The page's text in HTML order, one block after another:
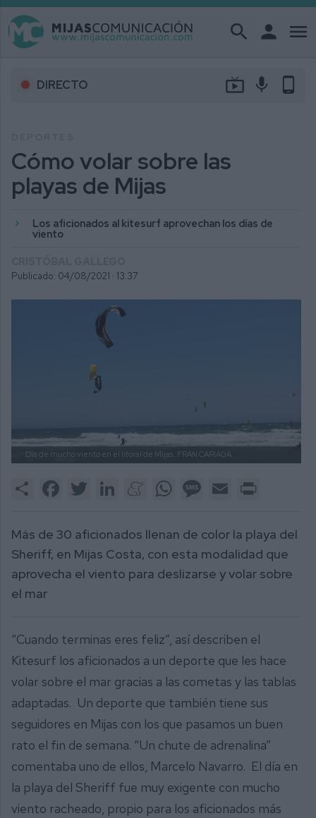
search person menu
DIRECTO live_tv mic phone_android
Cómo volar sobre las
playas de Mijas
Los aficionados al kitesurf aprovechan los días de
viento
Publicado: 04/08/2021 · 13:37
Día de mucho viento en el litoral de Mijas. FRAN CARIAGA.
Share FacebookTwitter LinkedInMeneameWhatsAppMessage
Email
Más de 30 aficionados llenan de color la playa del
Sheriff, en Mijas Costa, con esta modalidad que
aprovecha el viento para deslizarse y volar sobre
el mar
“Cuando terminas eres feliz”, así describen el
Kitesurf los aficionados a un deporte que les hace
volar sobre el mar gracias a las cometas y las tablas
adaptadas. Un deporte que también tiene sus
seguidores en Mijas con los que pasamos un buen
rato el fin de semana. “Un chute de adrenalina”
comentaba uno de ellos, Marcelo Navarro. El día en
la playa del Sheriff fue muy exigente con mucho
viento racheado, propio para los aficionados más